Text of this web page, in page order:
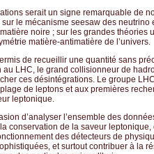
serait un signe remarquable de
le mécanisme seesaw des
noire ; sur les grandes théories
matière-antimatière de l’univers.
de recueillir une quantité sans
LHC, le grand collisionneur de
ces désintégrations. Le groupe
de leptons et aux premières
leptonique.
d’analyser l’ensemble des
conservation de la saveur
des détecteurs de
et surtout contribuer à la